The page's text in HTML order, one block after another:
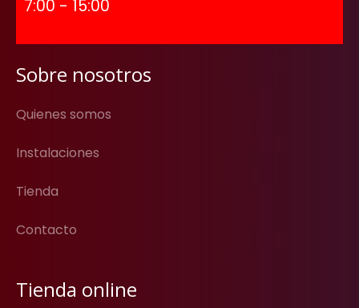
7:00 - 15:00
Sobre nosotros
Quienes somos
Instalaciones
Tienda
Contacto
Tienda online